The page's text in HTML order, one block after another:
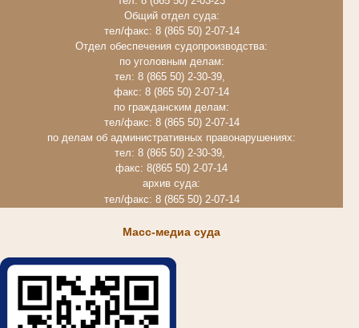
Общий отдел суда:
тел/факс: 8 (865 50) 2-07-14
Отдел обеспечения судопроизводства:
по уголовным делам:
тел: 8 (865 50) 2-30-39,
факс: 8 (865 50) 2-07-14
по гражданским делам:
тел/факс: 8 (865 50) 2-07-14
по делам об административных правонарушениях:
тел: 8 (865 50) 2-30-39,
факс: 8(865 50) 2-07-14
архив суда:
тел/факс: 8 (865 50) 2-07-14
Масс-медиа суда